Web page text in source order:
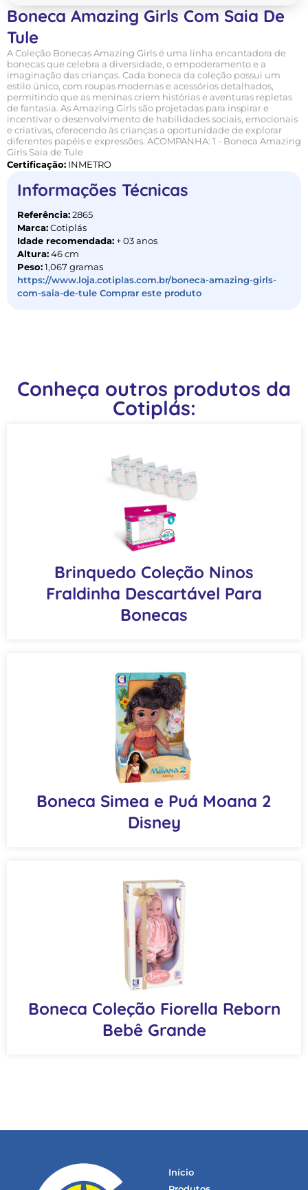
Boneca Amazing Girls Com Saia De
Tule
A Coleção Bonecas Amazing Girls é uma linha encantadora de
bonecas que celebra a diversidade, o empoderamento e a
imaginação das crianças. Cada boneca da coleção possui um
estilo único, com roupas modernas e acessórios detalhados,
permitindo que as meninas criem histórias e aventuras repletas
de fantasia. As Amazing Girls são projetadas para inspirar e
incentivar o desenvolvimento de habilidades sociais, emocionais
e criativas, oferecendo às crianças a oportunidade de explorar
diferentes papéis e expressões. ACOMPANHA: 1 - Boneca Amazing
Girls Saia de Tule
Certificação: INMETRO
Informações Técnicas
Referência: 2865
Marca: Cotiplás
Idade recomendada: + 03 anos
Altura: 46 cm
Peso: 1,067 gramas
https://www.loja.cotiplas.com.br/boneca-amazing-girls-
com-saia-de-tule Comprar este produto
Conheça outros produtos da
Cotiplás:
Brinquedo Coleção Ninos
Fraldinha Descartável Para
Bonecas
Boneca Simea e Puá Moana 2
Disney
Boneca Coleção Fiorella Reborn
Bebê Grande
Início